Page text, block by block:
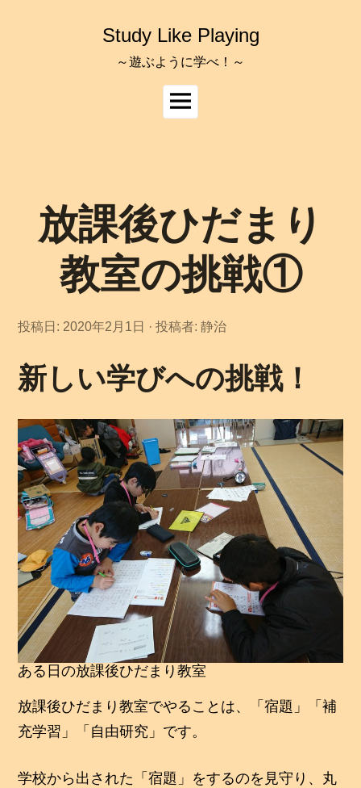
Study Like Playing
～遊ぶように学べ！～
メ
イ
ー
放課後ひだまり
教室の挑戦①
投稿日: 2020年2月1日 2
0
年
日
投稿者:静治
新しい学びへの挑戦！
ある日の放課後ひだまり教室
放課後ひだまり教室でやることは、「宿題」「補
充学習」「自由研究」です。
学校から出された「宿題」をするのを見守り、丸